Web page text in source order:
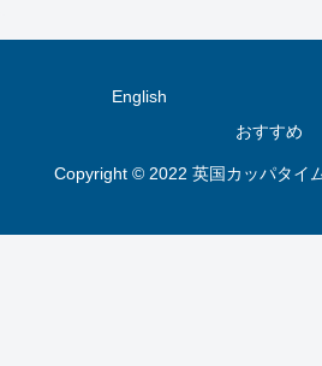
English
おすすめ
Copyright © 2022 英国カッパタイ